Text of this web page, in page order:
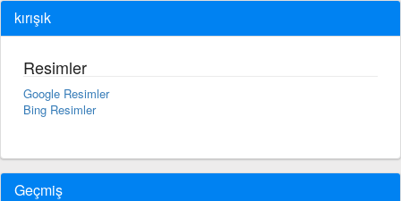
kırışık
Resimler
Google Resimler
Bing Resimler
Geçmiş